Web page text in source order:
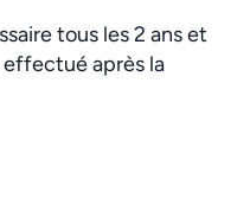
tous les 2 ans et
après la